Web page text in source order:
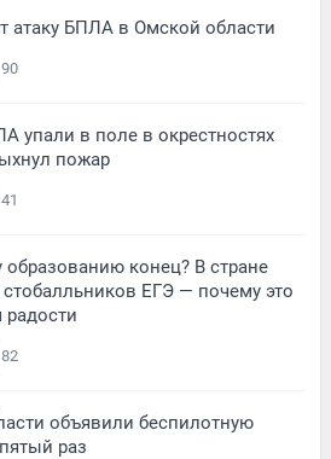
атаку БПЛА в Омской области
90
упали в поле в окрестностях
пожар
41
образованию конец? В стране
стобалльников ЕГЭ — почему это
радости
82
объявили беспилотную
раз